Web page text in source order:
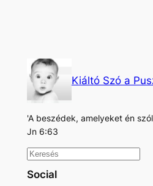
Kiáltó Szó a
'A beszédek, amelyeket én
Jn 6:63
K
e
Social